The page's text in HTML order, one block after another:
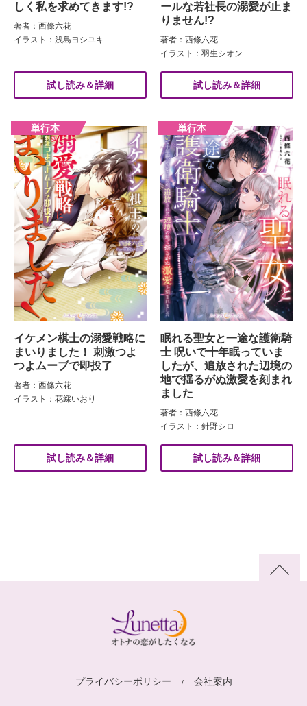
しく私を求めてきます!?
著者：西條六花
イラスト：浅島ヨシユキ
試し読み＆詳細
ールな若社長の溺愛が止ま
りません!?
著者：西條六花
イラスト：羽生シオン
試し読み＆詳細
イケメン棋士の溺愛戦略に
まいりました！ 刺激つよ
つよムーブで即投了
著者：西條六花
イラスト：花綵いおり
試し読み＆詳細
眠れる聖女と一途な護衛騎
士 呪いで十年眠っていま
したが、追放された辺境の
地で揺るがぬ激愛を刻まれ
ました
著者：西條六花
イラスト：針野シロ
試し読み＆詳細
プライバシーポリシー 会社案内